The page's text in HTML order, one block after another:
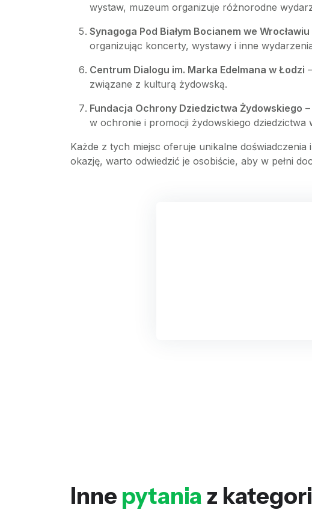
wystaw, muzeum organizuje różnorodne
Synagoga Pod Białym Bocianem we Wrocławiu
organizując koncerty, wystawy i inne
Centrum Dialogu im. Marka Edelmana w Łodzi
związane z kulturą żydowską.
Fundacja Ochrony Dziedzictwa Żydowskiego
w ochronie i promocji żydowskiego dziedzictwa
Każde z tych miejsc oferuje unikalne
okazję, warto odwiedzić je osobiście, aby w pełni
Inne pytania z